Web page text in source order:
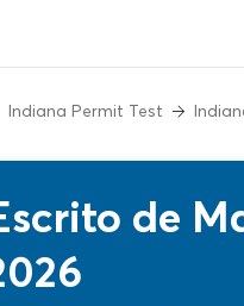
Indiana Permit Test
de